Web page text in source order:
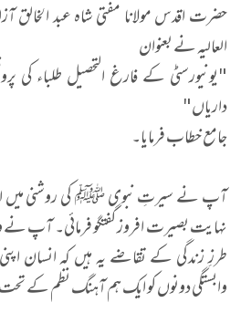
حضرت اقدس مولانا مفتی شاہ عبد الخالق
العالیہ نے بعنوان
"یونیورسٹی کے فارغ التحصیل طلباء کی
داریاں"
جامع خطاب فرمایا۔
آپ نے سیرتِ نبوی ﷺ کی روشنی میں
نہایت بصیرت افروز گفتگو فرمائی۔ آپ نے
طرزِ زندگی کے تقاضے یہ ہیں کہ انسان
وابستگی دونوں کو ایک ہم آہنگ نظم کے